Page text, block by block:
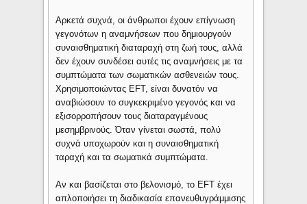
Αρκετά συχνά, οι άνθρωποι έχουν επίγνωση
γεγονότων η αναμνήσεων που δημιουργούν
συναισθηματική διαταραχή στη ζωή τους, αλλά
δεν έχουν συνδέσει αυτές τις αναμνήσεις με τα
συμπτώματα των σωματικών ασθενειών τους.
Χρησιμοποιώντας EFT, είναι δυνατόν να
αναβιώσουν το συγκεκριμένο γεγονός και να
εξισορροπήσουν τους διαταραγμένους
μεσημβρινούς. Όταν γίνεται σωστά, πολύ
συχνά υποχωρούν και η συναισθηματική
ταραχή και τα σωματικά συμπτώματα.
Αν και βασίζεται στο βελονισμό, το EFT έχει
απλοποιήσει τη διαδικασία επανευθυγράμμισης